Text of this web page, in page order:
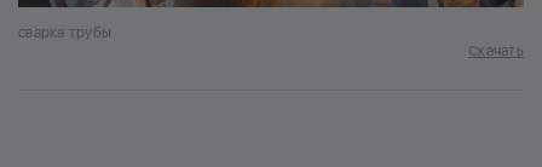
сварка трубы
Скачать